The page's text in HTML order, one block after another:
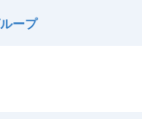
ープ